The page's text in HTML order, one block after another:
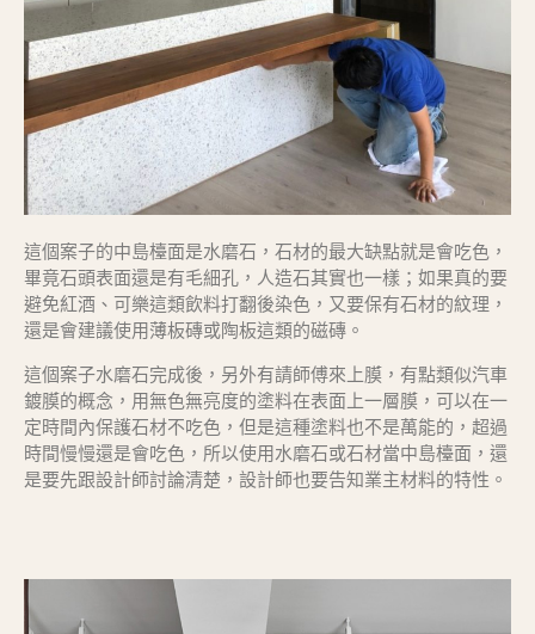
這個案子的中島檯面是水磨石，石材的最大缺點就是會吃色，
畢竟石頭表面還是有毛細孔，人造石其實也一樣；如果真的要
避免紅酒、可樂這類飲料打翻後染色，又要保有石材的紋理，
還是會建議使用薄板磚或陶板這類的磁磚。
這個案子水磨石完成後，另外有請師傅來上膜，有點類似汽車
鍍膜的概念，用無色無亮度的塗料在表面上一層膜，可以在一
定時間內保護石材不吃色，但是這種塗料也不是萬能的，超過
時間慢慢還是會吃色，所以使用水磨石或石材當中島檯面，還
是要先跟設計師討論清楚，設計師也要告知業主材料的特性。